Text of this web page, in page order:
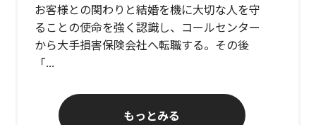
お客様との関わりと結婚を機に大切な人を守
ることの使命を強く認識し、コールセンター
から大手損害保険会社へ転職する。その後
「...
もっとみる